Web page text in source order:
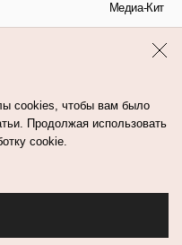
в спорте
Медиа-Кит
cookies, чтобы вам было
Продолжая использовать
cookie.